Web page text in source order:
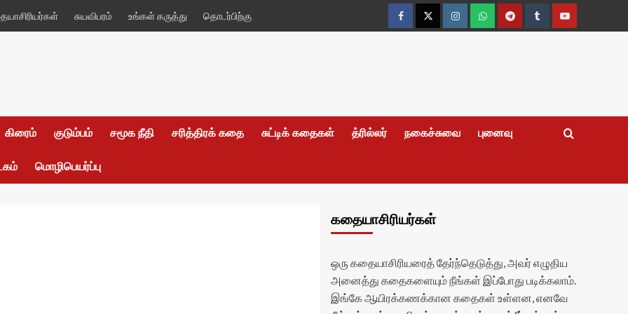
சுயவிபரம் உங்கள் கருத்து தொடர்பிற்கு
FacebookTwitterInstagramWhatsappTelegramTumblrYouTube
கிரைம் குடும்பம் சமூக நீதி சரித்திரக் கதை சுட்டிக் கதைகள் த்ரில்லர் நகைச்சுவை புனைவு
மொழிபெயர்ப்பு
கதையாசிரியர்கள்
ஒரு கதையாசிரியரைத் தேர்ந்தெடுத்து, அவர் எழுதிய
அனைத்து கதைகளையும் நீங்கள் இப்போது படிக்கலாம்.
இங்கே ஆயிரக்கணக்கான கதைகள் உள்ளன, எனவே